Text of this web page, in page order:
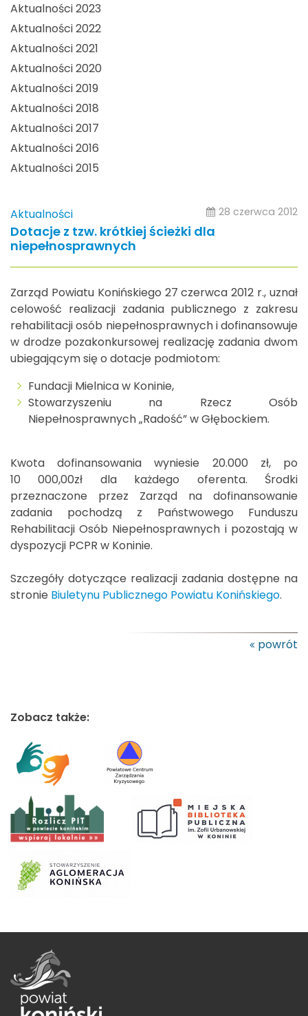
Aktualności 2023
Aktualności 2022
Aktualności 2021
Aktualności 2020
Aktualności 2019
Aktualności 2018
Aktualności 2017
Aktualności 2016
Aktualności 2015
Aktualności 28 czerwca 2012
Dotacje z tzw. krótkiej ścieżki dla
niepełnosprawnych
Zarząd Powiatu Konińskiego 27 czerwca 2012 r., uznał
celowość realizacji zadania publicznego z zakresu
rehabilitacji osób niepełnosprawnych i dofinansowuje
w drodze pozakonkursowej realizację zadania dwom
ubiegającym się o dotacje podmiotom:
Fundacji Mielnica w Koninie,
Stowarzyszeniu na Rzecz Osób
Niepełnosprawnych „Radość” w Głębockiem.
Kwota dofinansowania wyniesie 20.000 zł, po
10 000,00zł dla każdego oferenta. Środki
przeznaczone przez Zarząd na dofinansowanie
zadania pochodzą z Państwowego Funduszu
Rehabilitacji Osób Niepełnosprawnych i pozostają w
dyspozycji PCPR w Koninie.
Szczegóły dotyczące realizacji zadania dostępne na
stronie Biuletynu Publicznego Powiatu Konińskiego.
powrót
Zobacz także: